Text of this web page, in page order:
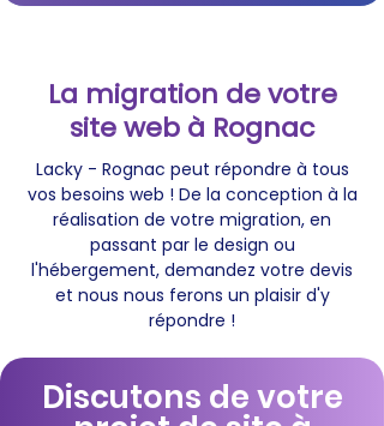
La migration de votre
site web à Rognac
Lacky - Rognac peut répondre à tous
vos besoins web ! De la conception à la
réalisation de votre migration, en
passant par le design ou
l'hébergement, demandez votre devis
et nous nous ferons un plaisir d'y
répondre !
Discutons de votre